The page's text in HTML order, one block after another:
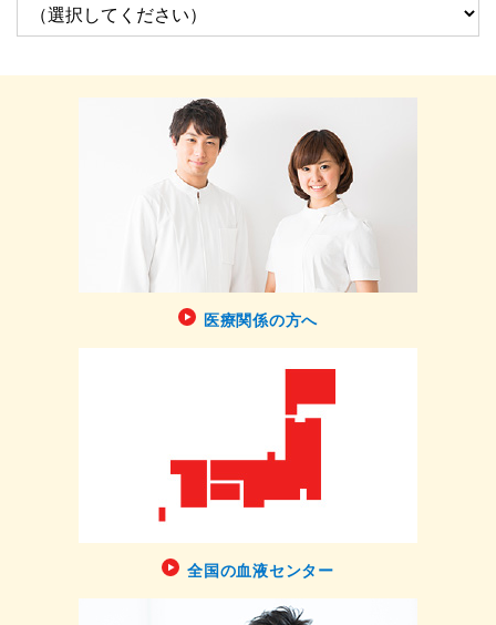
医療関係の方へ
全国の血液センター